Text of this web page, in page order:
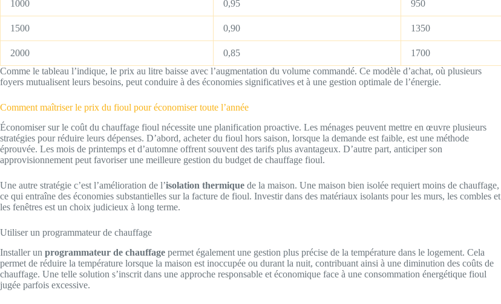
1000 0,95 950
1500 0,90 1350
2000 0,85
1700
Comme le tableau l’indique, le prix au litre baisse avec l’augmentation du volume commandé. Ce modèle d’achat, où plusieurs
foyers mutualisent leurs besoins, peut conduire à des économies significatives et à une gestion optimale de l’énergie.
Comment maîtriser le prix du fioul pour économiser toute l’année
Économiser sur le coût du chauffage fioul nécessite une planification proactive. Les ménages peuvent mettre en œuvre plusieurs
stratégies pour réduire leurs dépenses. D’abord, acheter du fioul hors saison, lorsque la demande est faible, est une méthode
éprouvée. Les mois de printemps et d’automne offrent souvent des tarifs plus avantageux. D’autre part, anticiper son
approvisionnement peut favoriser une meilleure gestion du budget de chauffage fioul.
Une autre stratégie c’est l’amélioration de l’isolation thermique de la maison. Une maison bien isolée requiert moins de chauffage,
ce qui entraîne des économies substantielles sur la facture de fioul. Investir dans des matériaux isolants pour les murs, les combles et
les fenêtres est un choix judicieux à long terme.
Utiliser un programmateur de chauffage
Installer un programmateur de chauffage permet également une gestion plus précise de la température dans le logement. Cela
permet de réduire la température lorsque la maison est inoccupée ou durant la nuit, contribuant ainsi à une diminution des coûts de
chauffage. Une telle solution s’inscrit dans une approche responsable et économique face à une consommation énergétique fioul
jugée parfois excessive.